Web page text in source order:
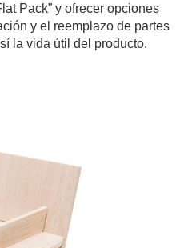
Pack” y ofrecer opciones
y el reemplazo de partes
la vida útil del producto.